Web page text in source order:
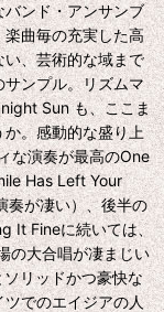
ンド・アンサンブ
曲毎の充実した高
、芸術的な域まで
ンプル。リズムマ
Sun も、ここま
。感動的な盛り上
な演奏が最高のOne
Has Left Your
奏が凄い）、後半の
It Fineに続いては、
の大合唱が凄まじい
リッドかつ豪快な
でのエイジアの人